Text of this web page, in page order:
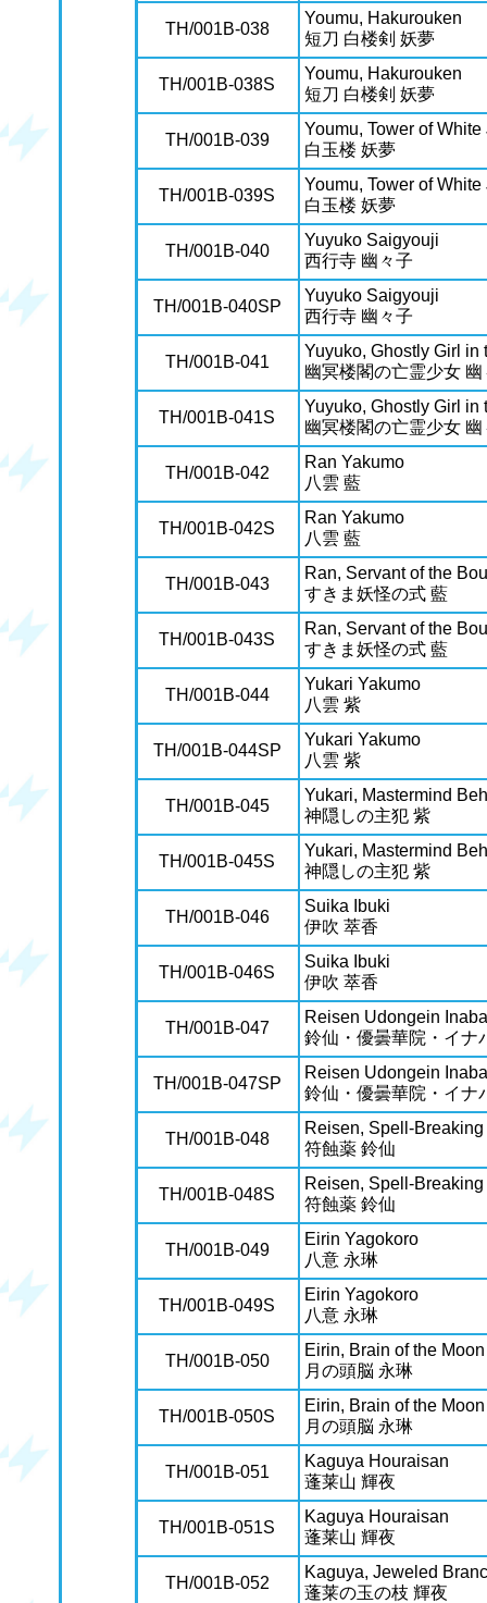
TH/001B-038
Youmu, Hakurouken
短刀 白楼剣 妖夢
TH/001B-038S
Youmu, Hakurouken
短刀 白楼剣 妖夢
TH/001B-039
Youmu, Tower of White
白玉楼 妖夢
TH/001B-039S
Youmu, Tower of White
白玉楼 妖夢
TH/001B-040
Yuyuko Saigyouji
西行寺 幽々子
TH/001B-040SP
Yuyuko Saigyouji
西行寺 幽々子
TH/001B-041
Yuyuko, Ghostly Girl in
幽冥楼閣の亡霊少女 幽
TH/001B-041S
Yuyuko, Ghostly Girl in
幽冥楼閣の亡霊少女 幽
TH/001B-042
Ran Yakumo
八雲 藍
TH/001B-042S
Ran Yakumo
八雲 藍
TH/001B-043
Ran, Servant of the
すきま妖怪の式 藍
TH/001B-043S
Ran, Servant of the
すきま妖怪の式 藍
TH/001B-044
Yukari Yakumo
八雲 紫
TH/001B-044SP
Yukari Yakumo
八雲 紫
TH/001B-045
Yukari, Mastermind
神隠しの主犯 紫
TH/001B-045S
Yukari, Mastermind
神隠しの主犯 紫
TH/001B-046
Suika Ibuki
伊吹 萃香
TH/001B-046S
Suika Ibuki
伊吹 萃香
TH/001B-047
Reisen Udongein
鈴仙・優曇華院・イナ
TH/001B-047SP
Reisen Udongein
鈴仙・優曇華院・イナ
TH/001B-048
Reisen, Spell-
符蝕薬 鈴仙
TH/001B-048S
Reisen, Spell-
符蝕薬 鈴仙
TH/001B-049
Eirin Yagokoro
八意 永琳
TH/001B-049S
Eirin Yagokoro
八意 永琳
TH/001B-050
Eirin, Brain of the Moon
月の頭脳 永琳
TH/001B-050S
Eirin, Brain of the Moon
月の頭脳 永琳
TH/001B-051
Kaguya Houraisan
蓬莱山 輝夜
TH/001B-051S
Kaguya Houraisan
蓬莱山 輝夜
TH/001B-052
Kaguya, Jeweled
蓬莱の玉の枝 輝夜